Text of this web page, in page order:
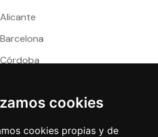
cookies
cookies propias y de